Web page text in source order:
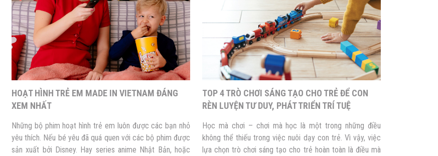
HOẠT HÌNH TRẺ EM MADE IN VIETNAM ĐÁNG
XEM NHẤT
Những bộ phim hoạt hình trẻ em luôn được các bạn nhỏ
yêu thích. Nếu bé yêu đã quá quen với các bộ phim được
sản xuất bởi Disney. Hay series anime Nhật Bản, hoặc
TOP 4 TRÒ CHƠI SÁNG TẠO CHO TRẺ ĐỂ CON
RÈN LUYỆN TƯ DUY, PHÁT TRIỂN TRÍ TUỆ
Học mà chơi – chơi mà học là một trong những điều
không thể thiếu trong việc nuôi dạy con trẻ. Vì vậy, việc
lựa chọn trò chơi sáng tạo cho trẻ hoàn toàn là điều mà